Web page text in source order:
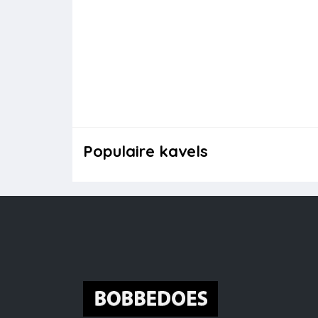
Populaire kavels